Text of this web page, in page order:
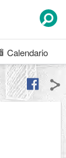
Calendario